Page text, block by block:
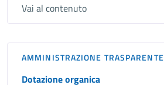
Vai al contenuto
AMMINISTRAZIONE TRASPARENTE
Dotazione organica